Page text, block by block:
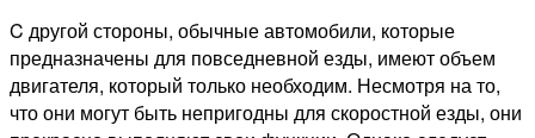
C другой стороны, обычные автомобили, которые
предназначены для повседневной езды, имеют объем
двигателя, который только необходим. Несмотря на то,
что они могут быть непригодны для скоростной езды, они